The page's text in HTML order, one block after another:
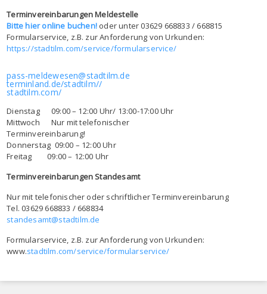
Terminvereinbarungen Meldestelle
Bitte hier online buchen! oder unter 03629 668833 / 668815
Formularservice, z.B. zur Anforderung von Urkunden:
https://stadtilm.com/service/formularservice/
pass-meldewesen@stadtilm.de
terminland.de/stadtilm//
stadtilm.com/
Dienstag 09:00 – 12:00 Uhr/ 13:00-17:00 Uhr
Mittwoch Nur mit telefonischer
Terminvereinbarung!
Donnerstag 09:00 – 12:00 Uhr
Freitag 09:00 – 12:00 Uhr
Terminvereinbarungen Standesamt
Nur mit telefonischer oder schriftlicher Terminvereinbarung
Tel. 03629 668833 / 668834
standesamt@stadtilm.de
Formularservice, z.B. zur Anforderung von Urkunden:
www.stadtilm.com/service/formularservice/